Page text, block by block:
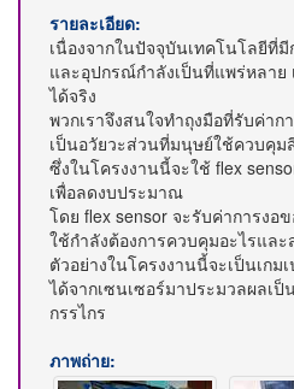
รายละเอียด:
เนื่องจากในปัจจุบันเทคโนโลยีที่
และอุปกรณ์กำลังเป็นที่แพร่หลาย
ได้จริง
พวกเราจึงสนใจทำถุงมือที่รับค่าก
เป็นอวัยวะส่วนที่มนุษย์ใช้ควบคุม
ซึ่งในโครงงานนี้จะใช้ flex
เพื่อลดงบประมาณ
โดย flex sensor จะรับค่าการงอ
ใช้กำลังต้องการควบคุมอะไรแล
ตัวอย่างในโครงงานนี้จะเป็นเกม
ได้จากเซนเซอร์มาประมวลผลเ
กรรไกร
ภาพถ่าย: